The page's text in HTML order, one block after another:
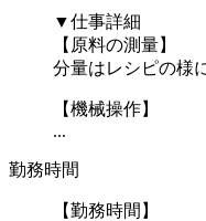
▼仕事詳細
【原料の測量】
分量はレシピの様
【機械操作】
...
勤務時間
【勤務時間】